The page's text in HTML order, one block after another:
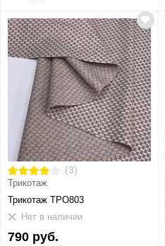
(3)
Трикотаж
Трикотаж ТРО803
Нет в наличии
790 руб.